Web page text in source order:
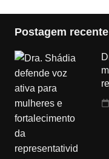
Postagem recente